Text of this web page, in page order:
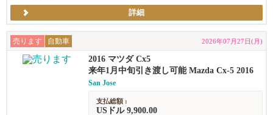
詳細
売ります 自動車 2026年07月27日(月)
2016 マツダ Cx5
来年1月中旬引き渡し可能 Mazda Cx-5 2016
San Jose
支払総額 :
USドル 9,900.00